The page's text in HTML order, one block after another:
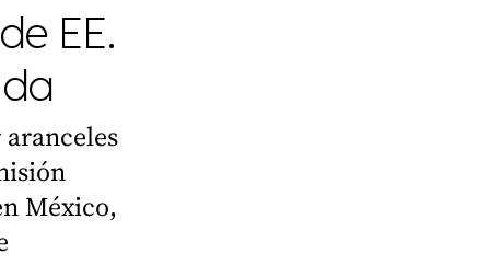
EE.
México,